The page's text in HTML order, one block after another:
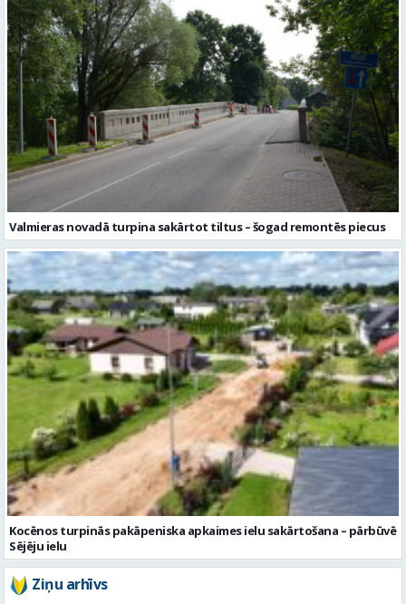
Valmieras novadā turpina sakārtot tiltus – šogad remontēs piecus
Kocēnos turpinās pakāpeniska apkaimes ielu sakārtošana – pārbūvē
Sējēju ielu
Ziņu arhīvs